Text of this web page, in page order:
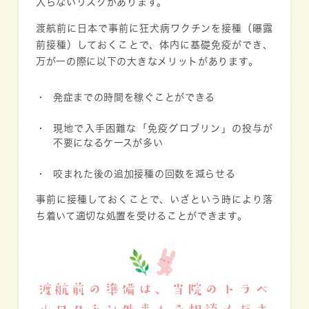
渡航前に日本で事前に狂犬病ワクチンを接種（曝露
前接種）しておくことで、体内に基礎免疫ができ、
万が一の際に以下の大きなメリットがあります。
発症までの時間を稼ぐことができる
現地で入手困難な「免疫グロブリン」の投与が
不要になるケースが多い
咬まれた後の追加接種の回数を減らせる
事前に接種しておくことで、いざという時により落
ち着いて適切な処置を受けることができます。
渡航前の準備は、当院のトラベ